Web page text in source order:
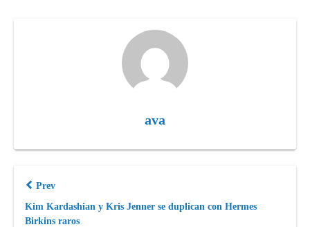
ava
Prev
Kim Kardashian y Kris Jenner se duplican con Hermes
Birkins raros